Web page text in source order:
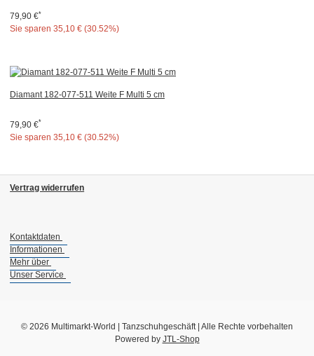
79,90 €*
Sie sparen 35,10 € (30.52%)
Diamant 182-077-511 Weite F Multi 5 cm
79,90 €*
Sie sparen 35,10 € (30.52%)
Vertrag widerrufen
Kontaktdaten
Informationen
Mehr über
Unser Service
© 2026 Multimarkt-World | Tanzschuhgeschäft | Alle Rechte vorbehalten
Powered by JTL-Shop